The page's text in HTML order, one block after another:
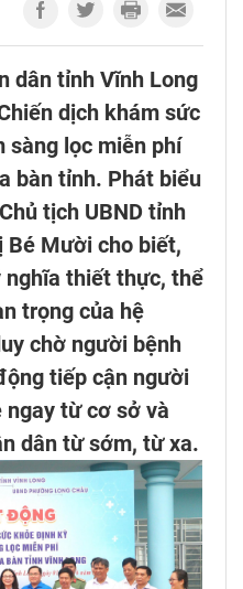
dân tỉnh Vĩnh Long
dịch khám sức
sàng lọc miễn phí
bàn tỉnh. Phát biểu
tịch UBND tỉnh
Bé Mười cho biết,
thiết thực, thể
trọng của hệ
chờ người bệnh
tiếp cận người
ngay từ cơ sở và
dân từ sớm, từ xa.